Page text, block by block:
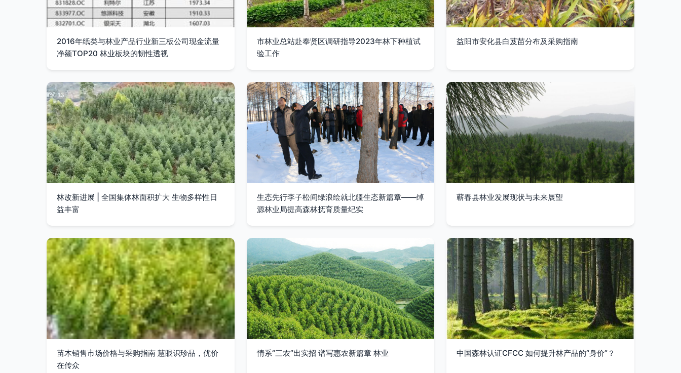
2016年纸类与林业产品行业新三板公司现金流量
净额TOP20 林业板块的韧性透视
市林业总站赴奉贤区调研指导2023年林下种植试
验工作
益阳市安化县白芨苗分布及采购指南
林改新进展 | 全国集体林面积扩大 生物多样性日
益丰富
生态先行李子松间绿浪绘就北疆生态新篇章——绰
源林业局提高森林抚育质量纪实
蕲春县林业发展现状与未来展望
苗木销售市场价格与采购指南 慧眼识珍品，优价
在传众
情系“三农”出实招 谱写惠农新篇章 林业 中国森林认证CFCC 如何提升林产品的“身价”？